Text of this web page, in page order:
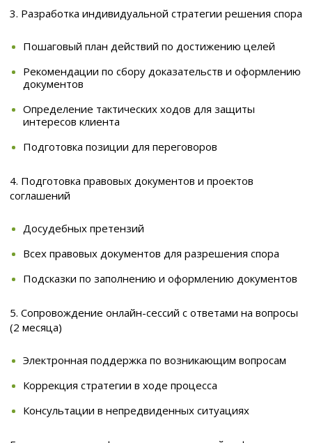
3. Разработка индивидуальной стратегии решения спора
Пошаговый план действий по достижению целей
Рекомендации по сбору доказательств и оформлению
документов
Определение тактических ходов для защиты
интересов клиента
Подготовка позиции для переговоров
4. Подготовка правовых документов и проектов
соглашений
Досудебных претензий
Всех правовых документов для разрешения спора
Подсказки по заполнению и оформлению документов
5. Сопровождение онлайн-сессий с ответами на вопросы
(2 месяца)
Электронная поддержка по возникающим вопросам
Коррекция стратегии в ходе процесса
Консультации в непредвиденных ситуациях